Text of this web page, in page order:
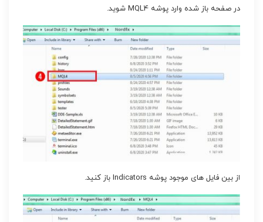
در صفحه باز شده وارد پوشه MQL4 شوید.
از بین فایل های موجود پوشه Indicators باز کنید.